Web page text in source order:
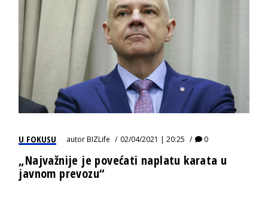
U FOKUSU autorBIZLife 02/04/2021 | 20:25 0
„Najvažnije je povećati naplatu karata u
javnom prevozu“